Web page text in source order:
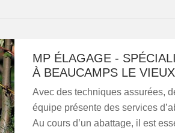
MP ÉLAGAGE -
À BEAUCAMPS LE VIEUX
Avec des techniques assurées,
équipe présente des services
Au cours d’un abattage, il est